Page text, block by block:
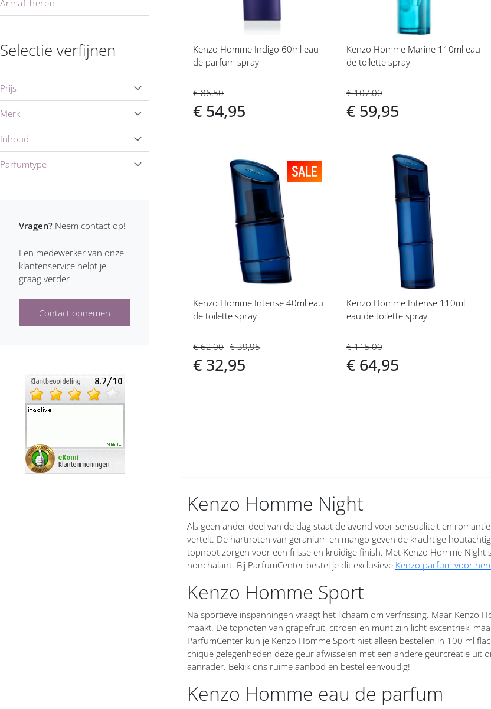
Kenzo Homme Indigo 60ml eau
de parfum spray
€ 86,50
€ 54,95
Kenzo Homme Marine 110ml eau
de toilette spray
€ 107,00
€ 59,95
verlanglijst
Kenzo Homme Intense 40ml eau
de toilette spray
€ 62,00
€ 32,95
€ 39,95
verlanglijst
Kenzo Homme Intense 110ml
eau de toilette spray
€ 115,00
€ 64,95
Kenzo Homme Night
Als geen ander deel van de dag staat de avond voor sensualiteit en
vertelt. De hartnoten van geranium en mango geven de krachtige
topnoot zorgen voor een frisse en kruidige finish. Met Kenzo Homme Night
nonchalant. Bij ParfumCenter bestel je dit exclusieve Kenzo parfum voor
Kenzo Homme Sport
Na sportieve inspanningen vraagt het lichaam om verfrissing. Maar Kenzo
maakt. De topnoten van grapefruit, citroen en munt zijn licht excentriek,
ParfumCenter kun je Kenzo Homme Sport niet alleen bestellen in 100 ml
chique gelegenheden deze geur afwisselen met een andere geurcreatie uit
aanrader. Bekijk ons ruime aanbod en bestel eenvoudig!
Kenzo Homme eau de parfum
Armaf heren
Armani heren
Baldessarini heren
Benetton heren
Bentley heren
Brioni heren
Bruno Banani heren
Burberry heren
Bvlgari heren
Carolina Herrera heren
Caron heren
Cartier heren
Carven heren
Selectie verfijnen
Prijs
Merk
Inhoud
Parfumtype
Vragen? Neem contact op!
Een medewerker van onze
klantenservice helpt je
graag verder
Contact opnemen